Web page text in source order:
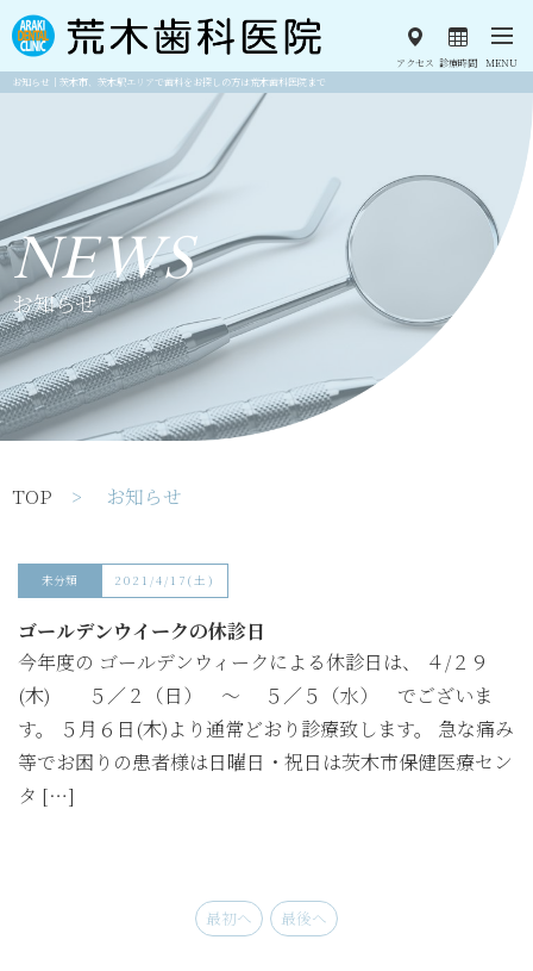
アクセス 診療時間
MENU
お知らせ｜茨木市、茨木駅エリアで歯科をお探しの方は荒木歯科医院まで
NEWS
お知らせ
TOP > お知らせ
未分類 2021/4/17(土)
ゴールデンウイークの休診日
今年度の ゴールデンウィークによる休診日は、 ４/２９
(木) ５／２（日） ～ ５／５（水） でございま
す。 ５月６日(木)より通常どおり診療致します。 急な痛み
等でお困りの患者様は日曜日・祝日は茨木市保健医療セン
タ […]
最初へ 最後へ